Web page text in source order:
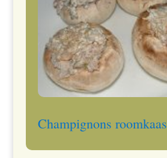
Champignons roomkaas